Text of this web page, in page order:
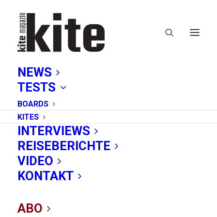
NEWS
TESTS
BOARDS
KITES
INTERVIEWS
REISEBERICHTE
VIDEO
KONTAKT
ABO
Kiten lernen digital: